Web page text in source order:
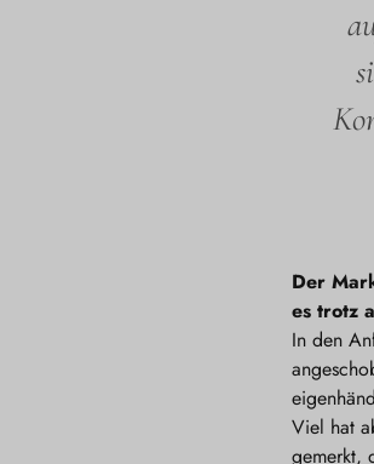
Der
es trotz
In den
Viel hat
gemerkt,